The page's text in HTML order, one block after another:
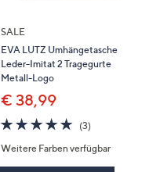
SALE
EVA LUTZ Umhängetasche
Leder-Imitat 2 Tragegurte
Metall-Logo
€ 38,99
4.7
von
5
(3)3
Weitere Farben verfügbar